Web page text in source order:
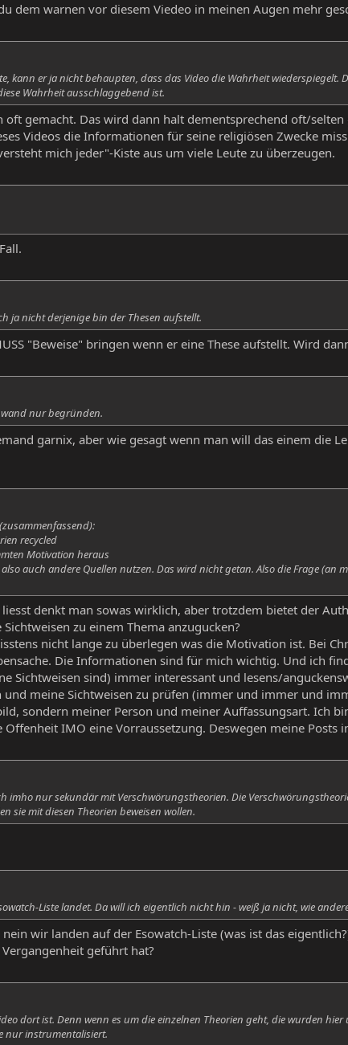
dem warnen vor diesem Viedeo in meinen Augen mehr
kann er ja nicht behaupten, dass das Video die Wahrheit wiederspiegelt.
Wahrheit ausschlaggebend ist.
oft gemacht. Das wird dann halt dementsprechend oft/selten
Videos die Informationen für seine religiösen Zwecke
mich jeder"-Kiste aus um viele Leute zu überzeugen.
ja nicht derjenige bin der Thesen aufstellt.
"Beweise" bringen wenn er eine These aufstellt. Wird
nur begründen.
garnix, aber wie gesagt wenn man will das einem die
recycled
Motivation heraus
auch andere Quellen nutzen. Das wird nicht getan. Also die Frage (an
denkt man sowas wirklich, aber trotzdem bietet der
zu einem Thema anzugucken?
nicht lange zu überlegen was die Motivation ist. Bei
Die Informationen sind für mich wichtig. Und ich
Sichtweisen sind) immer interessant und lesens/
meine Sichtweisen zu prüfen (immer und immer und
sondern meiner Person und meiner Auffassungsart. Ich
IMO eine Vorraussetzung. Deswegen meine Posts
imho nur sekundär mit Verschwörungstheorien. Die
sie mit diesen Theorien beweisen wollen.
Liste landet. Da will ich eigentlich nicht hin - weiß ja nicht, wie
wir landen auf der Esowatch-Liste (was ist das
geführt hat?
dort ist. Denn wenn es um die einzelnen Theorien geht, die wurden
nur instrumentalisiert.